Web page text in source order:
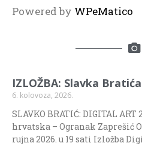
Powered by WPeMatico
IZLOŽBA: Slavka
6. kolovoza, 2026.
SLAVKO BRATIĆ: DIGITAL
hrvatska – Ogranak Zaprešić
rujna 2026. u 19 sati Izložba